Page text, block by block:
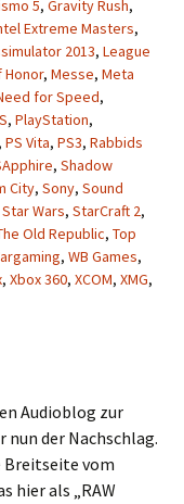
5, Gravity Rush,
Extreme Masters,
2013, League
Honor, Messe, Meta
for Speed,
, PlayStation,
, PS Vita, PS3, Rabbids
, Shadow
City, Sony, Sound
Star Wars, StarCraft 2,
Old Republic, Top
, WB Games,
, Xbox 360, XCOM, XMG,
Audioblog zur
nun der Nachschlag.
Breitseite vom
hier als „RAW